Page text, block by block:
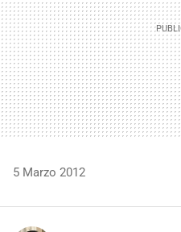
5 Marzo 2012